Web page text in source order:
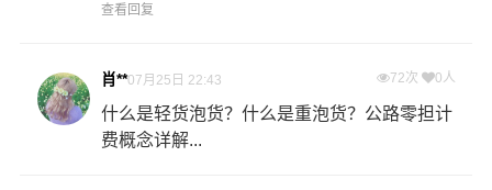
查看回复
肖**07月25日 22:43 72次 0人
什么是轻货泡货？什么是重泡货？公路零担计
费概念详解...